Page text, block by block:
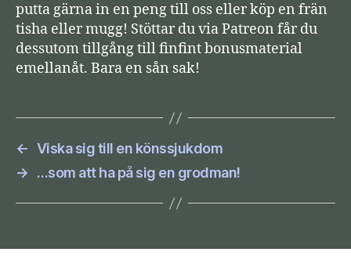
putta gärna in en peng till oss eller köp en frän
tisha eller mugg! Stöttar du via Patreon får du
dessutom tillgång till finfint bonusmaterial
emellanåt. Bara en sån sak!
← Viska sig till en könssjukdom
→
…som att ha på sig en grodman!